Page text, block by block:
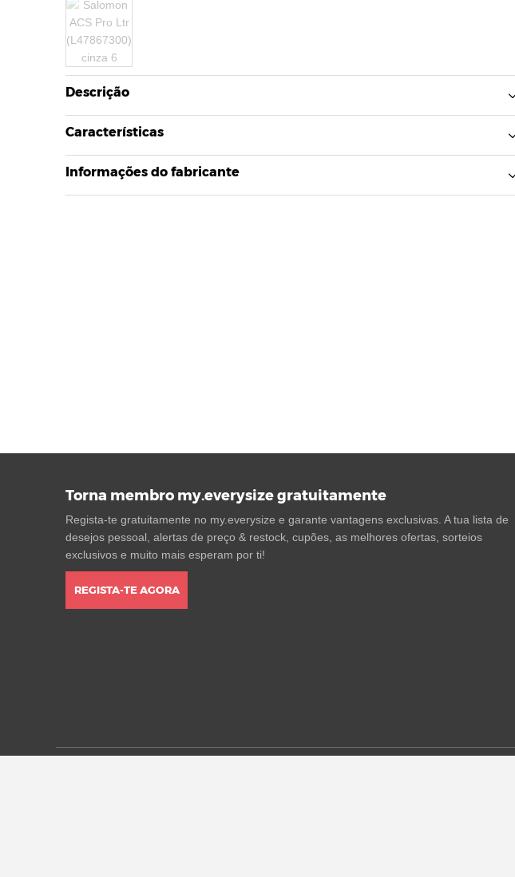
Descrição
Características
Informações do fabricante
Torna membro my.everysize gratuitamente
Regista-te gratuitamente no my.everysize e garante vantagens exclusivas. A tua lista de
desejos pessoal, alertas de preço & restock, cupões, as melhores ofertas, sorteios
exclusivos e muito mais esperam por ti!
REGISTA-TE AGORA